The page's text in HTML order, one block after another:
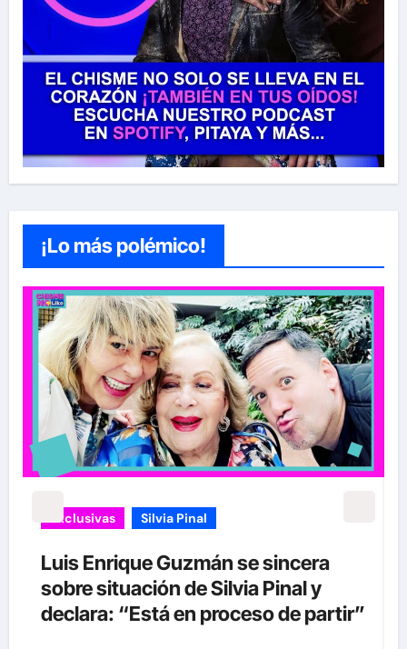
¡Lo más polémico!
Exclusivas Silvia Pinal
Luis Enrique Guzmán se sincera
sobre situación de Silvia Pinal y
declara: “Está en proceso de partir”